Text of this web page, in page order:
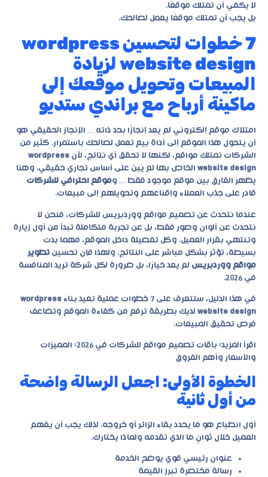
لا يكفي أن تمتلك موقعًا.
بل يجب أن تمتلك موقعًا يعمل لصالحك.
7 خطوات لتحسين wordpress
website design لزيادة
المبيعات وتحويل موقعك إلى
ماكينة أرباح مع براندي ستديو
امتلاك موقع إلكتروني لم يعد إنجازًا بحد ذاته… الإنجاز الحقيقي هو
أن يتحول هذا الموقع إلى أداة بيع تعمل لصالحك باستمرار. كثير من
الشركات تمتلك مواقع، لكنها لا تحقق أي نتائج، لأن wordpress
website design الخاص بها لم يُبنَ على أساس تجاري حقيقي. وهنا
يظهر الفارق بين موقع موجود فقط… وموقع احترافي للشركات
قادر على جذب العملاء وإقناعهم وتحويلهم إلى مبيعات.
عندما نتحدث عن تصميم مواقع ووردبريس للشركات، فنحن لا
نتحدث عن ألوان وصور فقط، بل عن تجربة متكاملة تبدأ من أول زيارة
وتنتهي بقرار العميل. وكل تفصيلة داخل الموقع، مهما بدت
بسيطة، تؤثر بشكل مباشر على النتائج. ولهذا فإن تحسين تطوير
مواقع ووردبريس لم يعد خيارًا، بل ضرورة لكل شركة تريد المنافسة
في 2026.
في هذا الدليل، ستتعرف على 7 خطوات عملية تعيد بناء
wordpress
website design لديك بطريقة ترفع من كفاءة الموقع وتضاعف
فرص تحقيق المبيعات.
اقرأ المزيد:
باقات تصميم مواقع للشركات في 2026: المميزات
والأسعار وأهم الفروق
الخطوة الأولى: اجعل الرسالة واضحة
من أول ثانية
أول انطباع هو ما يحدد بقاء الزائر أو خروجه. لذلك يجب أن يفهم
العميل خلال ثوانٍ ما الذي تقدمه ولماذا يختارك.
عنوان رئيسي قوي يوضح الخدمة
رسالة مختصرة تبرز القيمة